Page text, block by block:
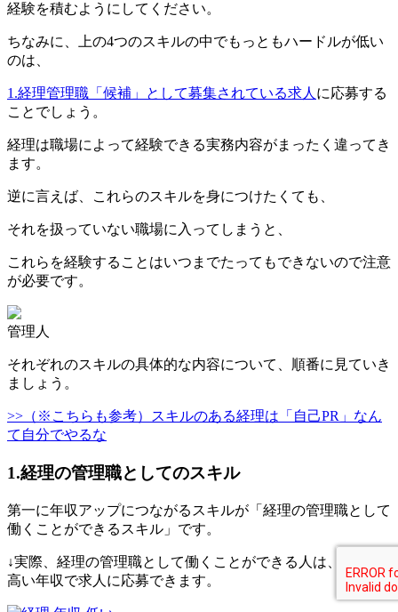
経験を積むようにしてください。
ちなみに、上の4つのスキルの中でもっともハードルが低い
のは、
1.経理管理職「候補」として募集されている求人 に応募する
ことでしょう。
経理は職場によって経験できる実務内容がまったく違ってき
ます。
逆に言えば、これらのスキルを身につけたくても、
それを扱っていない職場に入ってしまうと、
これらを経験することはいつまでたってもできないので注意
が必要です。
管理人
それぞれのスキルの具体的な内容について、順番に見ていき
ましょう。
>>（※こちらも参考）スキルのある経理は「自己PR」なん
て自分でやるな
1.経理の管理職としてのスキル
第一に年収アップにつながるスキルが「経理の管理職として
働くことができるスキル」です。
↓実際、経理の管理職として働くことができる人は、非常に
高い年収で求人に応募できます。